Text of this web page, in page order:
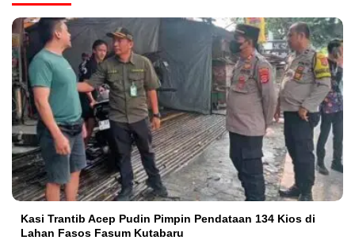
Kasi Trantib Acep Pudin Pimpin Pendataan 134 Kios di
Lahan Fasos Fasum Kutabaru